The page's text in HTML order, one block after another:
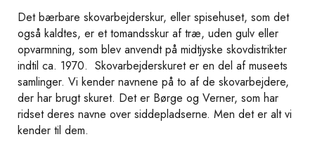
Det bærbare skovarbejderskur, eller spisehuset, som det
også kaldtes, er et tomandsskur af træ, uden gulv eller
opvarmning, som blev anvendt på midtjyske skovdistrikter
indtil ca. 1970. Skovarbejderskuret er en del af museets
samlinger. Vi kender navnene på to af de skovarbejdere,
der har brugt skuret. Det er Børge og Verner, som har
ridset deres navne over siddepladserne. Men det er alt vi
kender til dem.